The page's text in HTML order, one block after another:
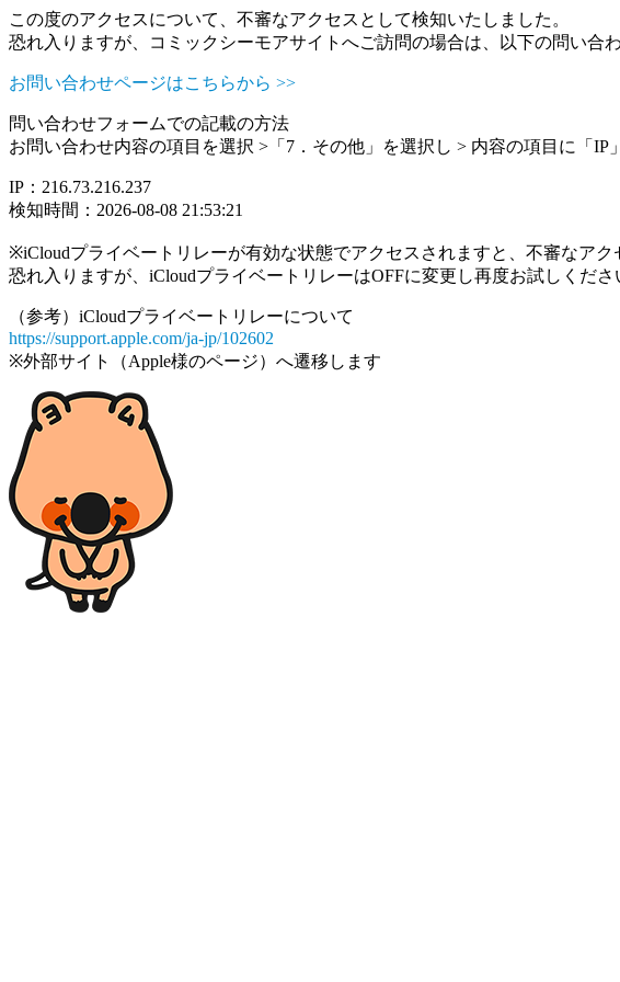
この度のアクセスについて、不審なアクセスとして検知いたしました。
恐れ入りますが、コミックシーモアサイトへご訪問の場合は、以下の問い合
お問い合わせページはこちらから >>
問い合わせフォームでの記載の方法
お問い合わせ内容の項目を選択 >「7．その他」を選択し > 内容の項目に「
IP：216.73.216.237
検知時間：2026-08-08 21:53:21
※iCloudプライベートリレーが有効な状態でアクセスされますと、不審なアク
恐れ入りますが、iCloudプライベートリレーはOFFに変更し再度お試しくださ
（参考）iCloudプライベートリレーについて
https://support.apple.com/ja-jp/102602
※外部サイト（Apple様のページ）へ遷移します